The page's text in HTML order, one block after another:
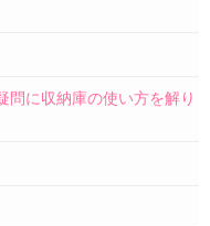
問に収納庫の使い方を解り